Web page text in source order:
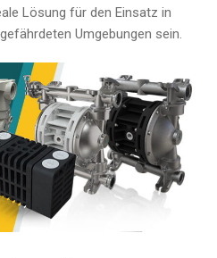
Lösung für den Einsatz in
Umgebungen sein.